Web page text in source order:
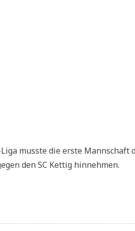
musste die erste Mannschaft
den SC Kettig hinnehmen.